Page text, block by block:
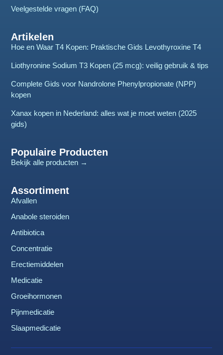
Veelgestelde vragen (FAQ)
Artikelen
Hoe en Waar T4 Kopen: Praktische Gids Levothyroxine T4
Liothyronine Sodium T3 Kopen (25 mcg): veilig gebruik & tips
Complete Gids voor Nandrolone Phenylpropionate (NPP)
kopen
Xanax kopen in Nederland: alles wat je moet weten (2025
gids)
Populaire Producten
Bekijk alle producten →
Assortiment
Afvallen
Anabole steroiden
Antibiotica
Concentratie
Erectiemiddelen
Medicatie
Groeihormonen
Pijnmedicatie
Slaapmedicatie